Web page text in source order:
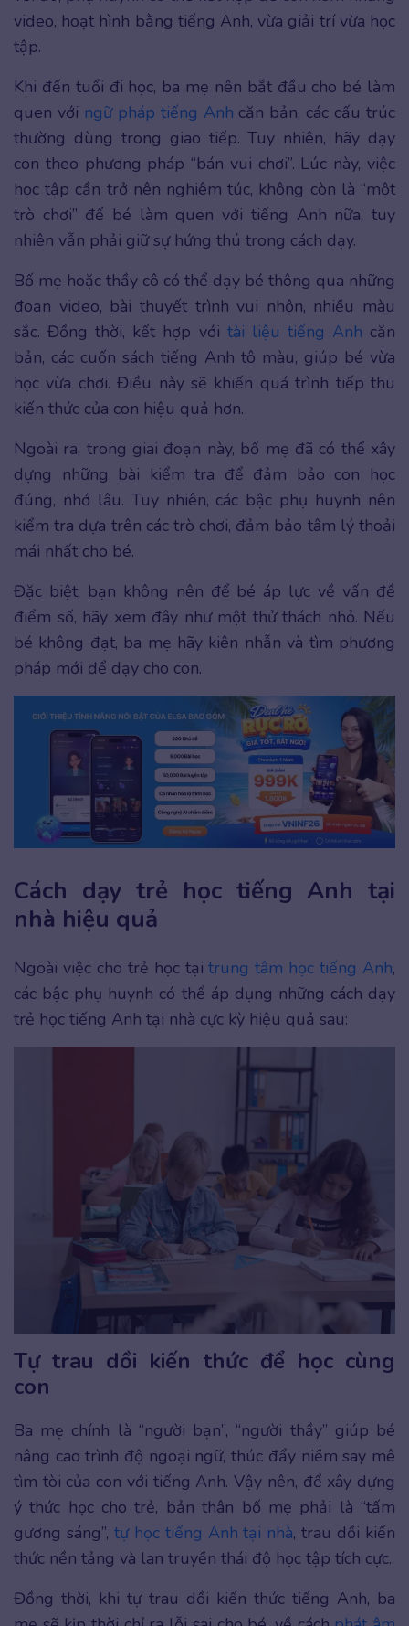
video, hoạt hình bằng tiếng Anh, vừa giải trí vừa học
tập.
Khi đến tuổi đi học, ba mẹ nên bắt đầu cho bé làm
quen với ngữ pháp tiếng Anh căn bản, các cấu trúc
thường dùng trong giao tiếp. Tuy nhiên, hãy dạy
con theo phương pháp “bán vui chơi”. Lúc này, việc
học tập cần trở nên nghiêm túc, không còn là “một
trò chơi” để bé làm quen với tiếng Anh nữa, tuy
nhiên vẫn phải giữ sự hứng thú trong cách dạy.
Bố mẹ hoặc thầy cô có thể dạy bé thông qua những
đoạn video, bài thuyết trình vui nhộn, nhiều màu
sắc. Đồng thời, kết hợp với tài liệu tiếng Anh căn
bản, các cuốn sách tiếng Anh tô màu, giúp bé vừa
học vừa chơi. Điều này sẽ khiến quá trình tiếp thu
kiến thức của con hiệu quả hơn.
Ngoài ra, trong giai đoạn này, bố mẹ đã có thể xây
dựng những bài kiểm tra để đảm bảo con học
đúng, nhớ lâu. Tuy nhiên, các bậc phụ huynh nên
kiểm tra dựa trên các trò chơi, đảm bảo tâm lý thoải
mái nhất cho bé.
Đặc biệt, bạn không nên để bé áp lực về vấn đề
điểm số, hãy xem đây như một thử thách nhỏ. Nếu
bé không đạt, ba mẹ hãy kiên nhẫn và tìm phương
pháp mới để dạy cho con.
Cách dạy trẻ học tiếng Anh tại
nhà hiệu quả
Ngoài việc cho trẻ học tạitrung tâm học tiếng Anh,
các bậc phụ huynh có thể áp dụng những cách dạy
trẻ học tiếng Anh tại nhà cực kỳ hiệu quả sau:
Tự trau dồi kiến thức để học cùng
con
Ba mẹ chính là “người bạn”, “người thầy” giúp bé
nâng cao trình độ ngoại ngữ, thúc đẩy niềm say mê
tìm tòi của con với tiếng Anh. Vậy nên, để xây dựng
ý thức học cho trẻ, bản thân bố mẹ phải là “tấm
gương sáng”, tự học tiếng Anh tại nhà, trau dồi kiến
thức nền tảng và lan truyền thái độ học tập tích cực.
Đồng thời, khi tự trau dồi kiến thức tiếng Anh, ba